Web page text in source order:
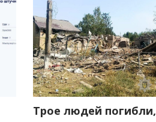
Трое людей погибли,